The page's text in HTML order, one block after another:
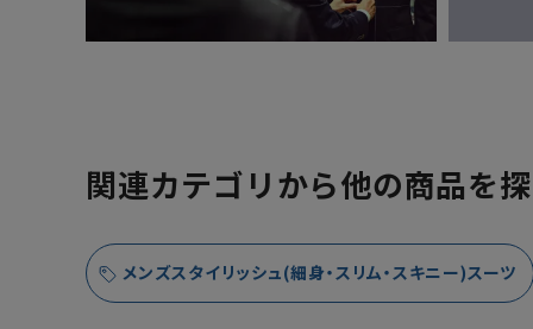
関連カテゴリから他の商品を
メンズスタイリッシュ(細身・スリム・スキニー)スーツ